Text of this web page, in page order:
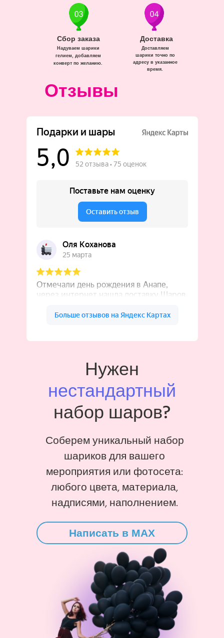
Доставка
Доставляем
шарики точно по
адресу в указанное
время.
Сбор заказа
Надуваем шарики
гелием, добавляем
конверт по желанию.
Отзывы
Нужен
нестандартный
набор шаров?
Соберем уникальный набор
шариков для вашего
мероприятия или фотосета:
любого цвета, материала,
надписями, наполнением.
Написать в MAX